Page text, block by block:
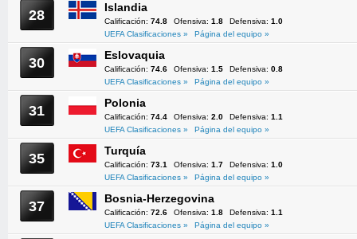
28 Islandia
Calificación: 74.8 Ofensiva: 1.8 Defensiva: 1.0
UEFA Clasificaciones »
Página del equipo »
30 Eslovaquia
Calificación: 74.6 Ofensiva: 1.5 Defensiva: 0.8
UEFA Clasificaciones »
Página del equipo »
31 Polonia
Calificación: 74.4 Ofensiva: 2.0 Defensiva: 1.1
UEFA Clasificaciones »
Página del equipo »
35 Turquía
Calificación: 73.1 Ofensiva: 1.7 Defensiva: 1.0
UEFA Clasificaciones »
Página del equipo »
37 Bosnia-Herzegovina
Calificación: 72.6 Ofensiva: 1.8 Defensiva: 1.1
UEFA Clasificaciones »
Página del equipo »